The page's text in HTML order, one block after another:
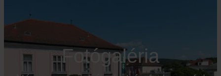
Fotógaléria